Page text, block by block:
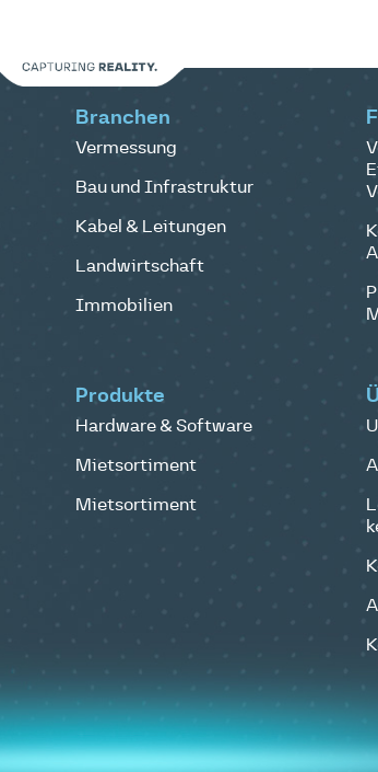
Branchen
Vermessung
Bau und Infrastruktur
Kabel & Leitungen
Landwirtschaft
Immobilien
Produkte
Hardware & Software
Mietsortiment
Mietsortiment